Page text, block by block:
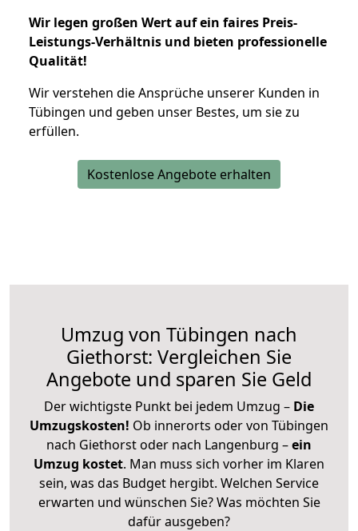
Wir legen großen Wert auf ein faires Preis-
Leistungs-Verhältnis und bieten professionelle
Qualität!
Wir verstehen die Ansprüche unserer Kunden in
Tübingen und geben unser Bestes, um sie zu
erfüllen.
Kostenlose Angebote erhalten
Umzug von Tübingen nach
Giethorst: Vergleichen Sie
Angebote und sparen Sie Geld
Der wichtigste Punkt bei jedem Umzug – Die
Umzugskosten! Ob innerorts oder von Tübingen
nach Giethorst oder nach Langenburg –ein
Umzug kostet. Man muss sich vorher im Klaren
sein, was das Budget hergibt. Welchen Service
erwarten und wünschen Sie? Was möchten Sie
dafür ausgeben?